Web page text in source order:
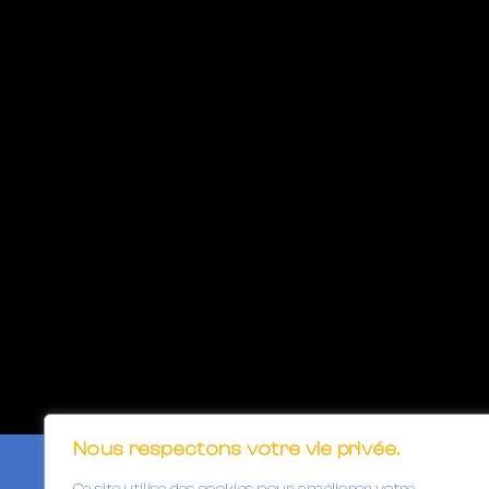
Nous respectons votre vie privée.